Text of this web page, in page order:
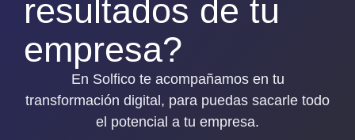
resultados de tu
empresa?
En Solfico te acompañamos en tu
transformación digital, para puedas sacarle todo
el potencial a tu empresa.